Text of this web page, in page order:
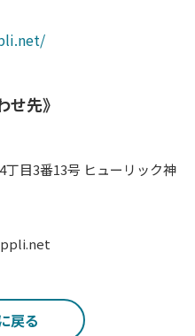
せ先》
丁目3番13号 ヒューリック神
戻る